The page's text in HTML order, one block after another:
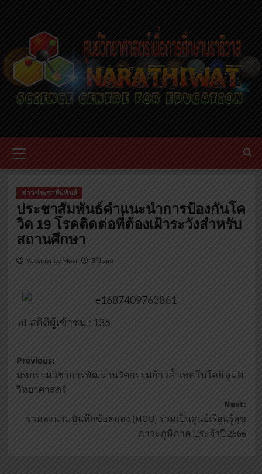
ข่าวประชาสัมพันธ์
ประชาสัมพันธ์คำแนะนำการป้องกันโค
วิด 19 โรคติดต่อที่ต้องเฝ้าระวังสำหรับ
สถานศึกษา
Yeesmanee Musi 3 ปี ago
สถิติผู้เข้าชม : 135
Previous:
มหกรรมวิชาการพัฒนานวัตกรรมก้าวล้ำเทคโนโลยี สู่มิติ
วิทยาศาสตร์
Next:
ร่วมลงนามบันทึกข้อตกลง (MOU) ร่วมเป็นศูนย์เรียนรู้สุข
ภาวะภูมิภาค ประจำปี 2566